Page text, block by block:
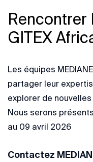
Rencontrer
GITEX
Les équipes
partager leur
explorer de
Nous serons
au 09 avril 2026
Contactez